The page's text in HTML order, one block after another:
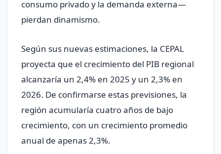
consumo privado y la demanda externa—
pierdan dinamismo.
Según sus nuevas estimaciones, la CEPAL
proyecta que el crecimiento del PIB regional
alcanzaría un 2,4% en 2025 y un 2,3% en
2026. De confirmarse estas previsiones, la
región acumularía cuatro años de bajo
crecimiento, con un crecimiento promedio
anual de apenas 2,3%.